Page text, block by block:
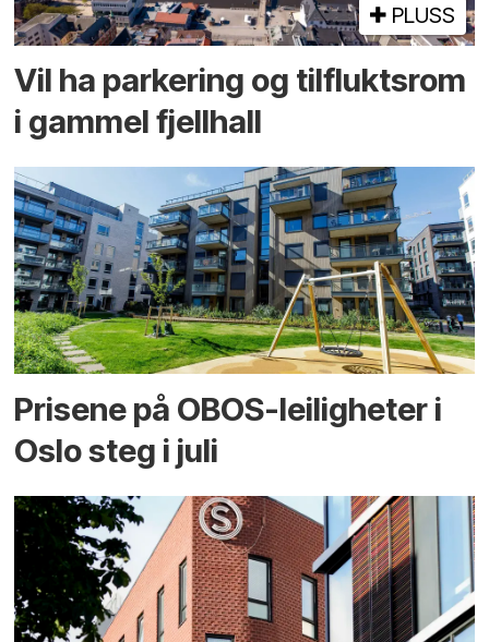
PLUSS
Vil ha parkering og tilflukts­rom
i gammel fjellhall
Prisene på OBOS-leiligheter i
Oslo steg i juli